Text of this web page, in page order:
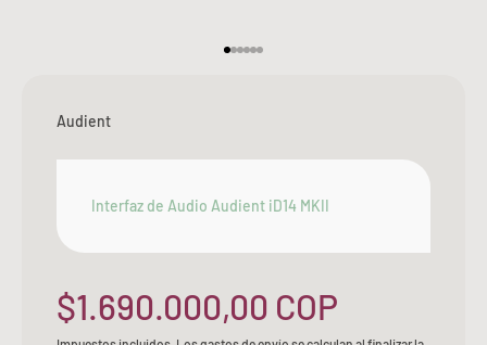
Audient
Interfaz de Audio Audient iD14 MKII
Precio de oferta
$1.690.000,00 COP